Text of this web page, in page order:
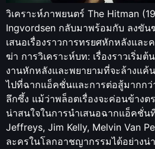
วิเคราะห์ภาพยนตร์ The Hitman
Ingvordsen กลับมาพร้อมกับ ลงขั
เสนอเรื่องราวการทรยศหักหลังแล
ฆ่า การวิเคราะห์บท: เรื่องราวเริ่ม
งานหักหลังและพยายามที่จะล้างแค้
ไปที่ฉากแอ็คชั่นและการต่อสู้มากก
ลึกซึ้ง แม้ว่าพล็อตเรื่องจะค่อนข้างต
น่าสนใจในการนำเสนอฉากแอ็คชั่น
Jeffreys, Jim Kelly, Melvin Van
ละครในโลกอาชญากรรมได้อย่าง